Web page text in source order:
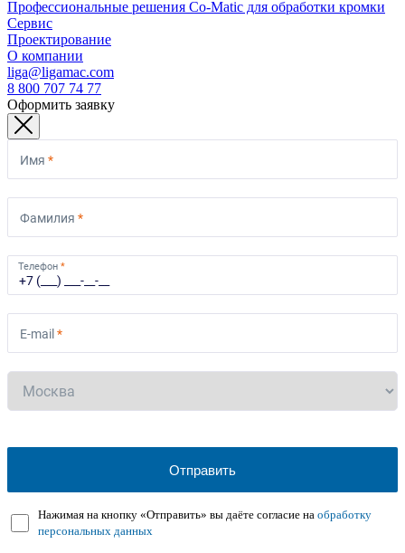
Профессиональные решения Co-Matic для обработки кромки
Сервис
Проектирование
О компании
liga@ligamac.com
8 800 707 74 77
Оформить заявку
Имя *
Фамилия *
Телефон *
E-mail *
Нажимая на кнопку «Отправить» вы даёте согласие на обработку
персональных данных